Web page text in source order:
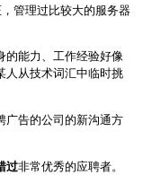
管理过比较大的服务器
的能力、工作经验好像
人从技术词汇中临时挑
广告的公司的新沟通方
过非常优秀的应聘者。